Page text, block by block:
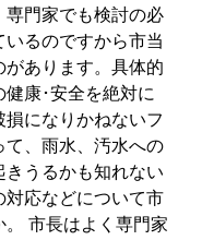
専門家でも検討の必
るのですから市当
があります。具体的
康･安全を絶対に
になりかねないフ
て、雨水、汚水への
うるかも知れない
対応などについて市
市長はよく専門家